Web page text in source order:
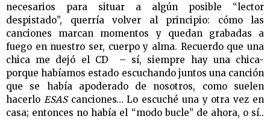
necesarios para situar a algún posible “lector
despistado”, querría volver al principio: cómo las
canciones marcan momentos y quedan grabadas a
fuego en nuestro ser, cuerpo y alma. Recuerdo que una
chica me dejó el CD – sí, siempre hay una chica-
porque habíamos estado escuchando juntos una canción
que se había apoderado de nosotros, como suelen
hacerlo ESAScanciones… Lo escuché una y otra vez en
casa; entonces no había el “modo bucle” de ahora, o sí..